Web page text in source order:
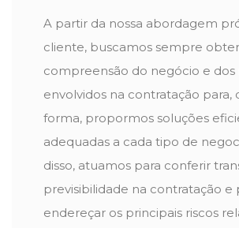
A partir da nossa abordagem
cliente, buscamos sempre
compreensão do negócio e dos
envolvidos na contratação para,
forma, propormos soluções
adequadas a cada tipo de
disso, atuamos para conferir
previsibilidade na contratação e
endereçar os principais riscos